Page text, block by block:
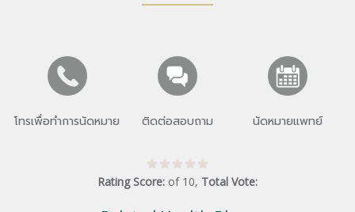
โทรเพื่อทำการนัดหมาย ติดต่อสอบถาม นัดหมายแพทย์
Rating Score: of 10, Total Vote: